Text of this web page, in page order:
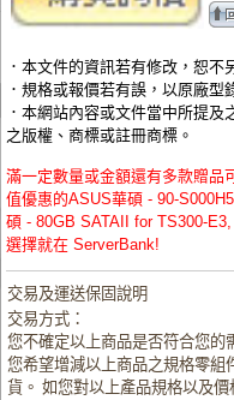
．本文件的資訊若有修改，恕不
．規格或報價若有誤，以原廠型
．本網站內容或文件當中所提
之版權、商標或註冊商標。
滿一定數量或金額還有多款贈品
值優惠的ASUS華碩 - 90-
碩 - 80GB SATAII for TS300-
選擇就在 ServerBank!
交易及運送保固說明
交易方式：
您不確定以上商品是否符合您的
您希望增減以上商品之規格零組
貨。 如您對以上產品規格以及